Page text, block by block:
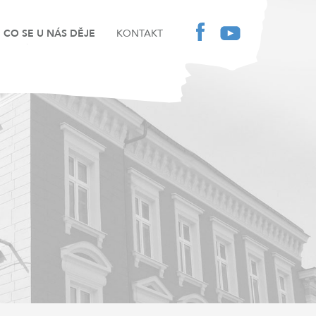
CO SE U NÁS DĚJE KONTAKT